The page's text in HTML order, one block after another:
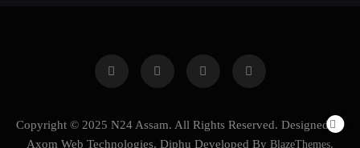
Copyright © 2025 N24 Assam. All Rights Reserved. Designed by
Axom Web Technologies, Diphu Developed By BlazeThemes.